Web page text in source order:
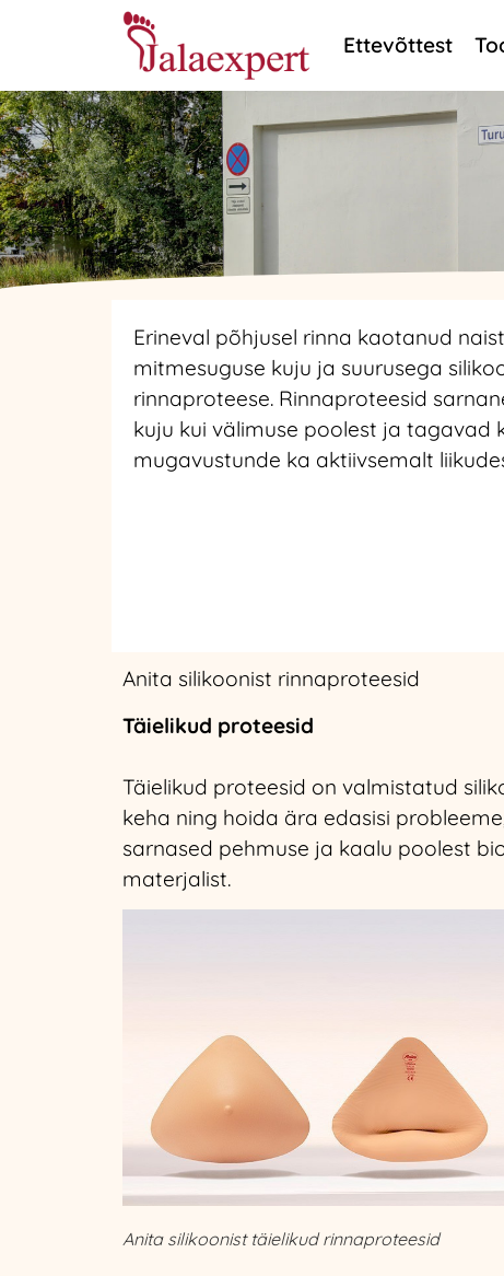
Ettevõttest
Erineval põhjusel rinna kaotanud
mitmesuguse kuju ja suurusega
rinnaproteese. Rinnaproteesid
kuju kui välimuse poolest ja tagavad
mugavustunde ka aktiivsemalt
Anita silikoonist rinnaproteesid
Täielikud proteesid
Täielikud proteesid on valmistatud
keha ning hoida ära edasisi
sarnased pehmuse ja kaalu poolest
materjalist.
Anita silikoonist täielikud rinnaproteesid